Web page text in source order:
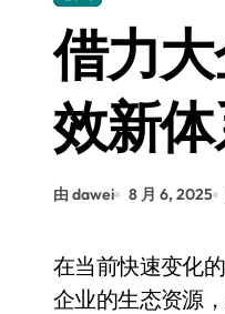
借力
效新
由 dawei 8 月 6, 2025
在当前快速变化的商业环境中，创业企业面临诸多挑战，如资源有限、市场认知不足等。借助大
企业的生态资源